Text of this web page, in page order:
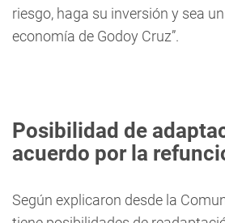
riesgo, haga su inversión y sea
economía de Godoy Cruz”.
Posibilidad de
acuerdo por la
Según explicaron desde la